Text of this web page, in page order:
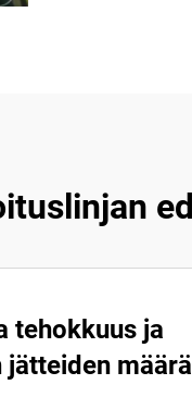
tehokkuus ja
jätteiden määrä